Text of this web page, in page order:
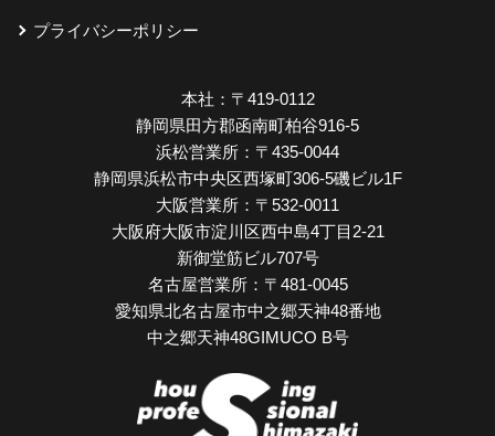
プライバシーポリシー
本社： 〒419-0112
静岡県田方郡函南町柏谷916-5
浜松営業所： 〒435-0044
静岡県浜松市中央区西塚町306-5磯ビル1F
大阪営業所： 〒532-0011
大阪府大阪市淀川区西中島4丁目2-21
新御堂筋ビル707号
名古屋営業所： 〒481-0045
愛知県北名古屋市中之郷天神48番地
中之郷天神48GIMUCO B号